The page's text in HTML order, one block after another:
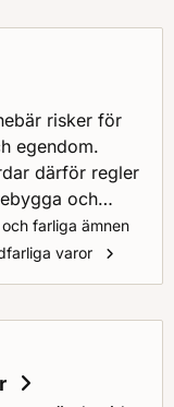
risker för
egendom.
därför regler
och
som
farliga ämnen
varor